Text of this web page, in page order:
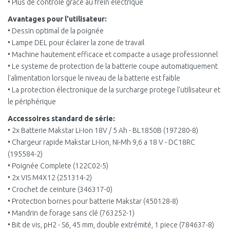
• Plus de contrôle grâce au frein électrique
Avantages pour l'utilisateur:
• Dessin optimal de la poignée
• Lampe DEL pour éclairer la zone de travail
• Machine hautement efficace et compacte a usage professionnel
• Le systeme de protection de la batterie coupe automatiquement
l'alimentation lorsque le niveau de la batterie est faible
• La protection électronique de la surcharge protege l'utilisateur et
le périphérique
Accessoires standard de série:
• 2x Batterie Makstar Li-Ion 18V / 5 Ah - BL1850B (197280-8)
• Chargeur rapide Makstar Li-Ion, Ni-Mh 9,6 a 18 V - DC18RC
(195584-2)
• Poignée Complete (122C02-5)
• 2x VIS M4X12 (251314-2)
• Crochet de ceinture (346317-0)
• Protection bornes pour batterie Makstar (450128-8)
• Mandrin de forage sans clé (763252-1)
• Bit de vis, pH2 - S6, 45 mm, double extrémité, 1 piece (784637-8)